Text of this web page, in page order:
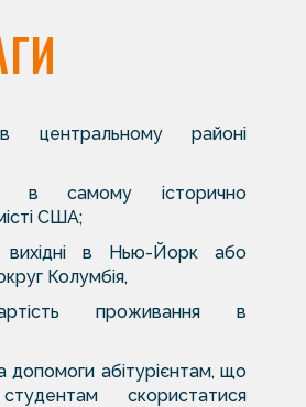
центральному районі
в самому історично
США;
вихідні в Нью-Йорк або
Колумбія,
проживання в
допомоги абітурієнтам, що
скористатися